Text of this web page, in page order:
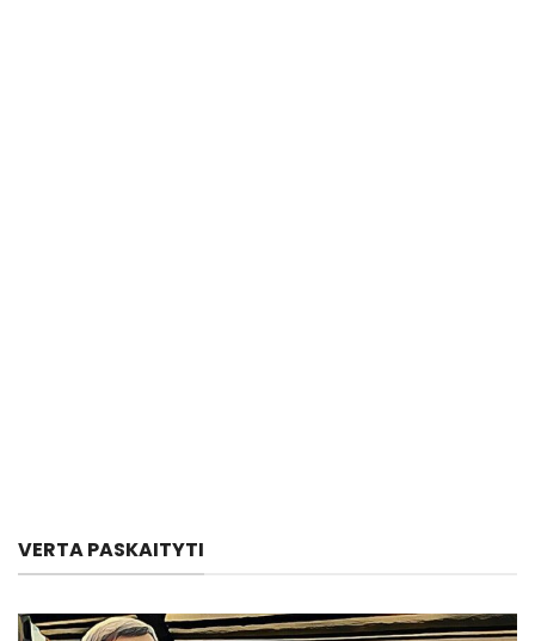
VERTA PASKAITYTI